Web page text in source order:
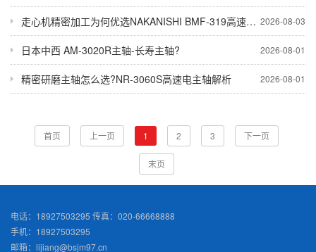
2026-08-03
走心机精密加工为何优选NAKANISHI BMF-319高速主轴？
2026-08-01
日本中西 AM-3020R主轴-长寿主轴?
2026-08-01
精密研磨主轴怎么选?NR-3060S高速电主轴解析
首页 上一页 1 2 3 下一页
末页
电话：18927503295 传真：020-66668888
手机：18927503295
邮箱：lijiang@bsjm97.cn